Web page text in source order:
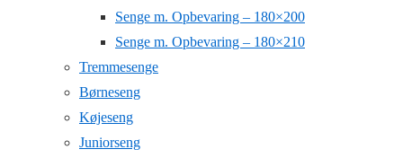
Senge m. Opbevaring – 180×200
Senge m. Opbevaring – 180×210
Tremmesenge
Børneseng
Køjeseng
Juniorseng